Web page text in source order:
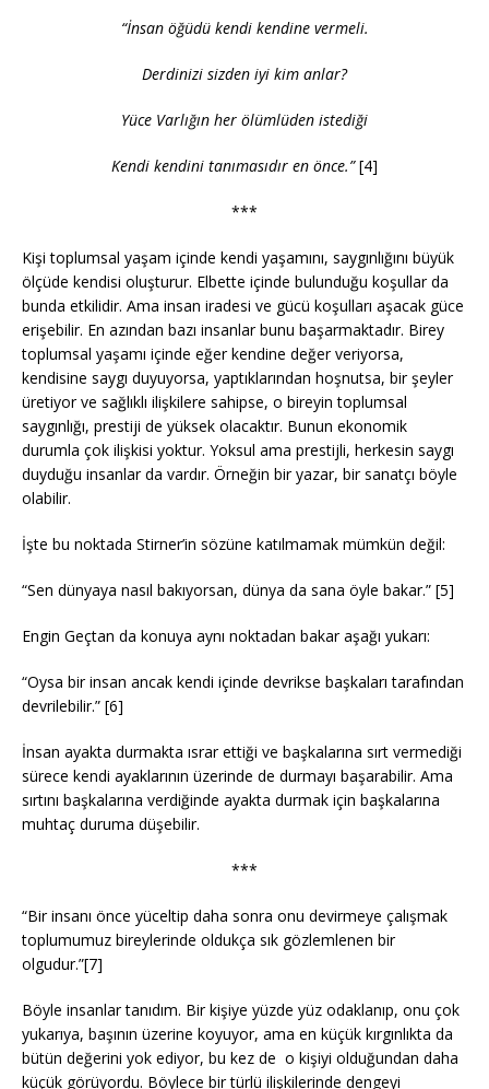
“İnsan öğüdü kendi kendine vermeli.
Derdinizi sizden iyi kim anlar?
Yüce Varlığın her ölümlüden istediği
Kendi kendini tanımasıdır en önce.”[4]
***
Kişi toplumsal yaşam içinde kendi yaşamını, saygınlığını büyük
ölçüde kendisi oluşturur. Elbette içinde bulunduğu koşullar da
bunda etkilidir. Ama insan iradesi ve gücü koşulları aşacak güce
erişebilir. En azından bazı insanlar bunu başarmaktadır. Birey
toplumsal yaşamı içinde eğer kendine değer veriyorsa,
kendisine saygı duyuyorsa, yaptıklarından hoşnutsa, bir şeyler
üretiyor ve sağlıklı ilişkilere sahipse, o bireyin toplumsal
saygınlığı, prestiji de yüksek olacaktır. Bunun ekonomik
durumla çok ilişkisi yoktur. Yoksul ama prestijli, herkesin saygı
duyduğu insanlar da vardır. Örneğin bir yazar, bir sanatçı böyle
olabilir.
İşte bu noktada Stirner’in sözüne katılmamak mümkün değil:
“Sen dünyaya nasıl bakıyorsan, dünya da sana öyle bakar.” [5]
Engin Geçtan da konuya aynı noktadan bakar aşağı yukarı:
“Oysa bir insan ancak kendi içinde devrikse başkaları tarafından
devrilebilir.” [6]
İnsan ayakta durmakta ısrar ettiği ve başkalarına sırt vermediği
sürece kendi ayaklarının üzerinde de durmayı başarabilir. Ama
sırtını başkalarına verdiğinde ayakta durmak için başkalarına
muhtaç duruma düşebilir.
***
“Bir insanı önce yüceltip daha sonra onu devirmeye çalışmak
toplumumuz bireylerinde oldukça sık gözlemlenen bir
olgudur.”[7]
Böyle insanlar tanıdım. Bir kişiye yüzde yüz odaklanıp, onu çok
yukarıya, başının üzerine koyuyor, ama en küçük kırgınlıkta da
bütün değerini yok ediyor, bu kez de o kişiyi olduğundan daha
küçük görüyordu. Böylece bir türlü ilişkilerinde dengeyi